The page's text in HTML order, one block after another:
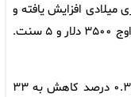
سال جاری میلادی افزایش یافته و
بارها رکورد زده است. طلا در روز سه‌شنبه به اوج ۳۵۰۰ دلار و ۵ سنت.
در میان سایر فلزات گران‌بها، قیمت نقره با ۰.۳۲ درصد کاهش به ۳۳